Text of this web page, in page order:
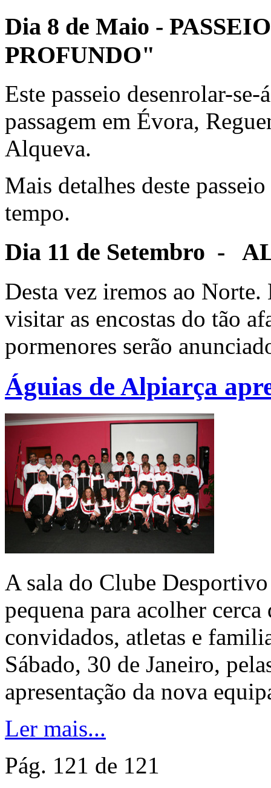
Dia 8 de Maio -
PROFUNDO"
Este passeio desenrolar-
passagem em Évora,
Alqueva.
Mais detalhes deste
tempo.
Dia 11 de Setembro -
Desta vez iremos ao
visitar as encostas do tão
pormenores serão
Águias de Alpiarça
A sala do Clube
pequena para acolher cerca
convidados, atletas e
Sábado, 30 de Janeiro,
apresentação da nova
Ler mais...
Pág. 121 de 121